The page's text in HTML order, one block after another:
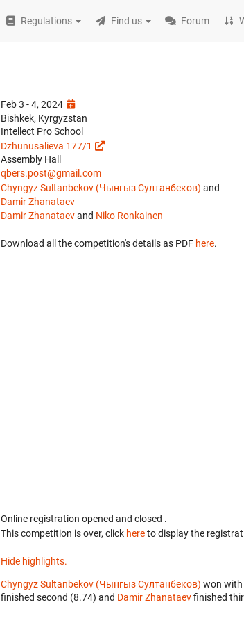
Regulations Find us Forum
Feb 3 - 4, 2024
Bishkek, Kyrgyzstan
Intellect Pro School
Dzhunusalieva 177/1
Assembly Hall
qbers.post@gmail.com
Chyngyz Sultanbekov (Чынгыз Султанбеков) and
Damir Zhanataev
Damir Zhanataevand Niko Ronkainen
Download all the competition's details as PDF here.
Online registration opened and closed .
This competition is over, click hereto display the
Hide highlights.
Chyngyz Sultanbekov (Чынгыз Султанбеков) won with
finished second (8.74) and Damir Zhanataevfinished